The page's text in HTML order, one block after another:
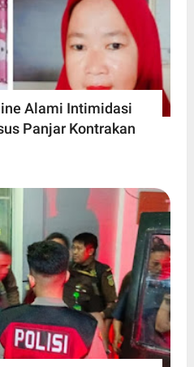
Alami Intimidasi
Panjar Kontrakan